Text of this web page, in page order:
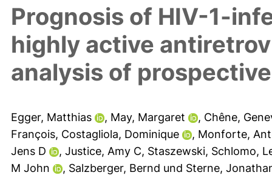
Prognosis of HIV-1-
highly active
analysis of
Egger, Matthias , May, Margaret , Chêne,
François, Costagliola, Dominique , Monforte,
Jens D
, Justice, Amy C, Staszewski, Schlomo,
M John
, Salzberger, Bernd und Sterne,